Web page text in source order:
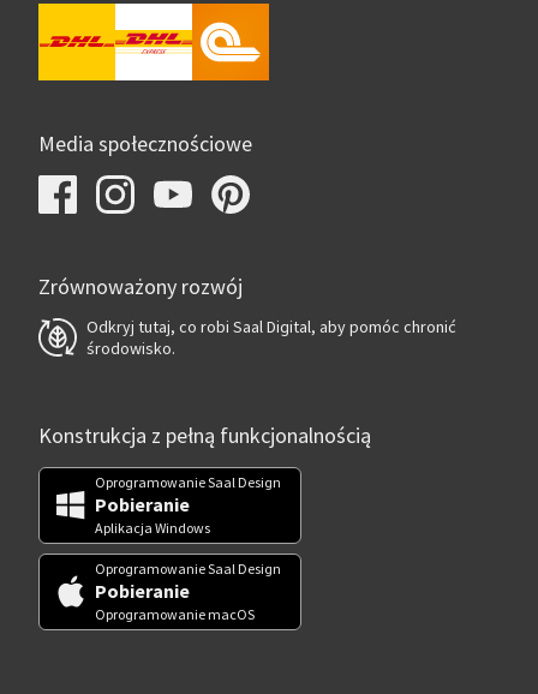
Media społecznościowe
Zrównoważony rozwój
Odkryj tutaj, co robi Saal Digital, aby pomóc chronić
środowisko.
Konstrukcja z pełną funkcjonalnością
Oprogramowanie Saal Design
Pobieranie
Aplikacja Windows
Oprogramowanie Saal Design
Pobieranie
Oprogramowanie macOS